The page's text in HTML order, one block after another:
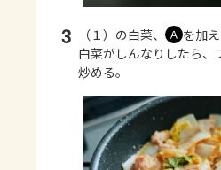
3 （１）の白菜、 Ａ を加
白菜がしんなりしたら、
炒める。